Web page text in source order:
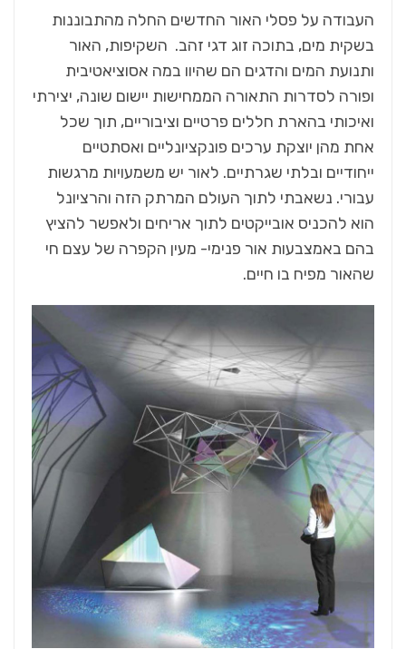
העבודה על פסלי האור החדשים החלה מהתבוננות
בשקית מים, בתוכה זוג דגי זהב. השקיפות, האור
ותנועת המים והדגים הם שהיוו במה אסוציאטיבית
ופורה לסדרות התאורה הממחישות יישום שונה, יצירתי
ואיכותי בהארת חללים פרטיים וציבוריים, תוך שכל
אחת מהן יוצקת ערכים פונקציונליים ואסתטיים
ייחודיים ובלתי שגרתיים. לאור יש משמעויות מרגשות
עבורי. נשאבתי לתוך העולם המרתק הזה והרציונל
הוא להכניס אובייקטים לתוך אריחים ולאפשר להציץ
בהם באמצבעות אור פנימי- מעין הקפרה של עצם חי
שהאור מפיח בו חיים.